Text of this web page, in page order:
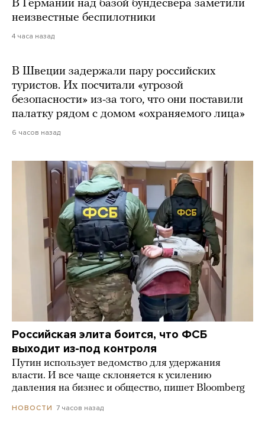
В Германии над базой бундесвера заметили
неизвестные беспилотники
4 часа назад
В Швеции задержали пару российских
туристов. Их посчитали «угрозой
безопасности» из-за того, что они поставили
палатку рядом с домом «охраняемого лица»
6 часов назад
Российская элита боится, что ФСБ
выходит из-под контроля
Путин использует ведомство для удержания
власти. И все чаще склоняется к усилению
давления на бизнес и общество, пишет Bloomberg
НОВОСТИ 7 часов назад